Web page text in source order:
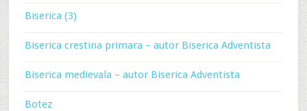
Biserica (3)
Biserica crestina primara – autor Biserica Adventista
Biserica medievala – autor Biserica Adventista
Botez